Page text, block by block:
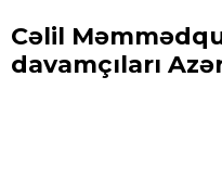
Cəlil
davamçıları